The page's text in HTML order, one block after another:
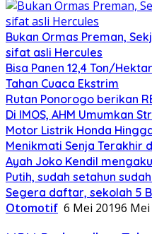
Bukan Ormas Preman,
sifat asli Hercules
Bisa Panen 12,4 Ton/
Tahan Cuaca Ekstrim
Rutan Ponorogo berikan
Di IMOS, AHM Umumkan
Motor Listrik Honda
Menikmati Senja Terakhir
Ayah Joko Kendil
Putih, sudah setahun
Segera daftar, sekolah 5
Otomotif 6 Mei 20196 Mei